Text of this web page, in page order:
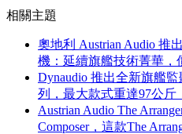
相關主題
奧地利 Austrian Audio 推
機：延續旗艦技術菁華，
Dynaudio 推出全新旗艦
列，最大款式重達97公斤
Austrian Audio The
Composer，這款The